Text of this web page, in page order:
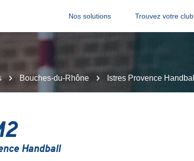
Nos solutions Trouvez votre club
Bouches-du-Rhône Istres Provence Handball
Handball